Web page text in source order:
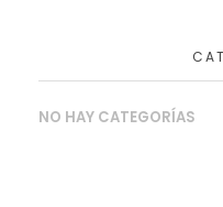
NO HAY CATEGORÍAS